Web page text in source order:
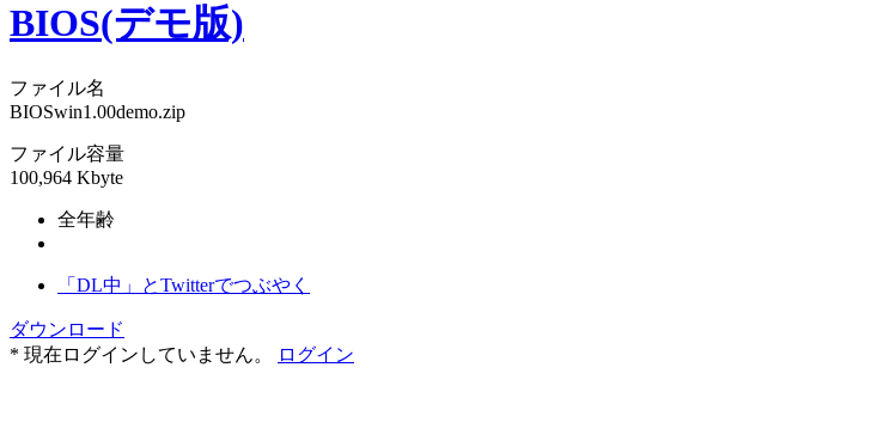
BIOS(デモ版)
ファイル名
BIOSwin1.00demo.zip
ファイル容量
100,964 Kbyte
全年齢
「DL中」とTwitterでつぶやく
ダウンロード
* 現在ログインしていません。
ログイン